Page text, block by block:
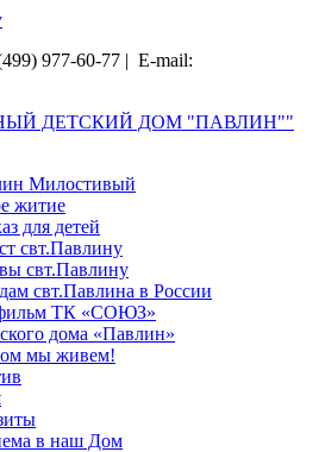
977-60-77 | E-mail:
ДЕТСКИЙ ДОМ "ПАВЛИН""
Милостивый
житие
для детей
свт.Павлину
свт.Павлину
свт.Павлина в России
ТК «СОЮЗ»
дома «Павлин»
мы живем!
в наш Дом